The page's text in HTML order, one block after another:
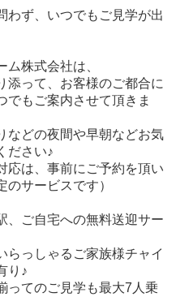
わず、いつでもご見学が出
ム株式会社は、
添って、お客様のご都合に
でもご案内させて頂きま
などの夜間や早朝などお気
ださい♪
応は、事前にご予約を頂い
のサービスです）
、ご自宅への無料送迎サー
っしゃるご家族様チャイ
り♪
ってのご見学も最大7人乗